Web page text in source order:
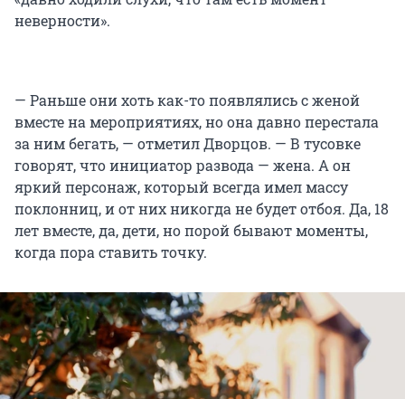
неверности».
— Раньше они хоть как-то появлялись с женой
вместе на мероприятиях, но она давно перестала
за ним бегать, — отметил Дворцов. — В тусовке
говорят, что инициатор развода — жена. А он
яркий персонаж, который всегда имел массу
поклонниц, и от них никогда не будет отбоя. Да, 18
лет вместе, да, дети, но порой бывают моменты,
когда пора ставить точку.